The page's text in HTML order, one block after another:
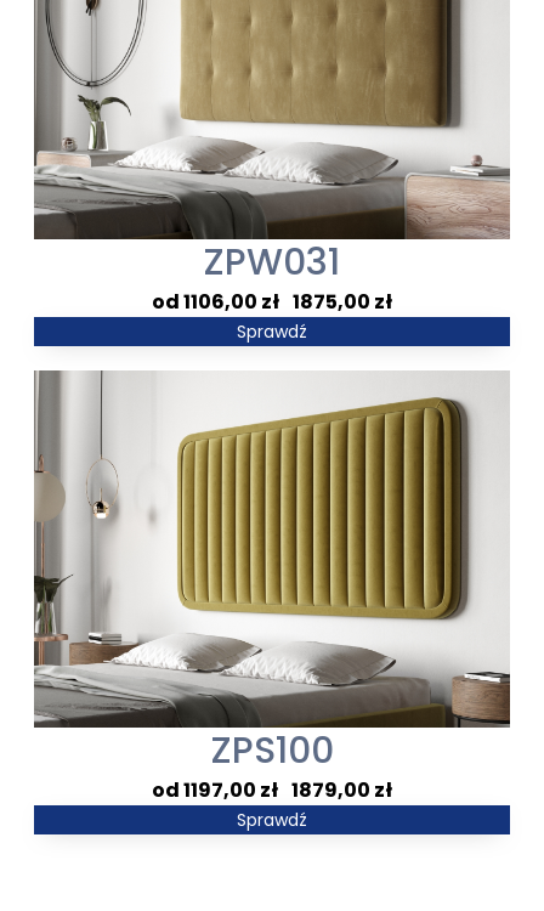
ZPW031
1106,00 zł 1875,00 zł
Zakres
1875,00 zł
Sprawdź
ZPS100
1197,00 zł 1879,00 zł
Zakres
Sprawdź